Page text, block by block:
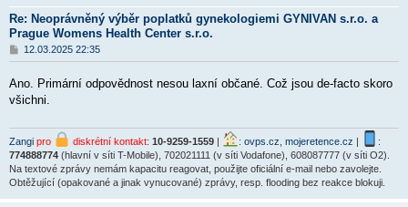
Re: Neoprávněný výběr poplatků gynekologiemi GYNIVAN s.r.o. a
Prague Womens Health Center s.r.o.
P
ř
s
p
e
k
12.03.2025 22:35
Ano. Primární odpovědnost nesou laxní občané. Což jsou de-facto skoro
všichni.
Zangi pro diskrétní kontakt: 10-9259-1559 | : ovps.cz mojeretence.cz |
:
774888774 (hlavní v síti T-Mobile), 702021111 (v síti Vodafone), 608087777 (v síti O2).
Na textové zprávy nemám kapacitu reagovat, použijte oficiální e-mail nebo zavolejte.
Obtěžující (opakované a jinak vynucované) zprávy, resp. flooding bez reakce blokuji.